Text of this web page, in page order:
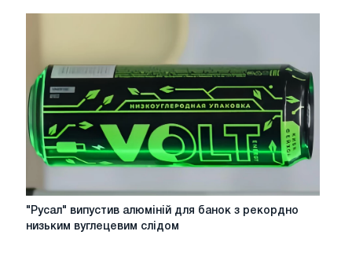
забрудненого
брухту
методом
електролізу
"Русал"
"Русал" випустив алюміній для банок з рекордно
низьким вуглецевим слідом